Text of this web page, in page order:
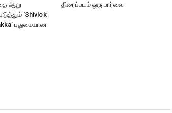
ஆறு
‘Shivlok
புதுமையான
திரைப்படம் ஒரு பார்வை